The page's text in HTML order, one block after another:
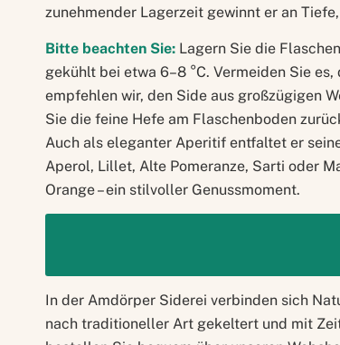
zunehmender Lagerzeit gewinnt er an
Bitte beachten Sie: Lagern Sie die
gekühlt bei etwa 6–8 °C. Vermeiden Sie
empfehlen wir, den Side aus großzügigen
Sie die feine Hefe am Flaschenboden
Auch als eleganter Aperitif entfaltet er
Aperol, Lillet, Alte Pomeranze, Sarti oder
Orange – ein stilvoller Genussmoment.
In der Amdörper Siderei verbinden sich
nach traditioneller Art gekeltert und mit